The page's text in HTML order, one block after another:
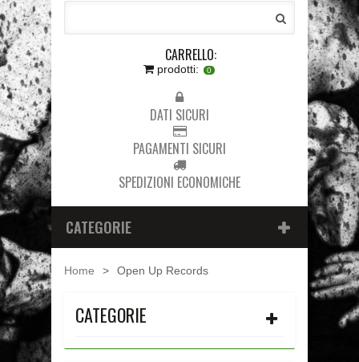
CARRELLO:
prodotti: 0
DATI SICURI
PAGAMENTI SICURI
SPEDIZIONI ECONOMICHE
CATEGORIE
Home > Open Up Records
CATEGORIE